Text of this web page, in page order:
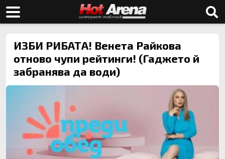
ИЗБИ РИБАТА! Венета Райкова
отново чупи рейтинги! (Гаджето й
забранява да води)